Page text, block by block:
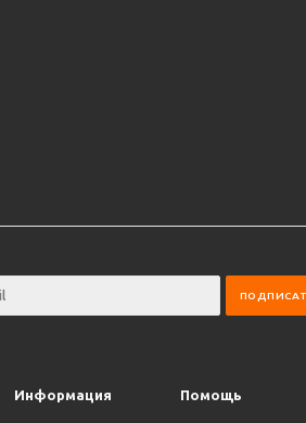
Информация Помощь